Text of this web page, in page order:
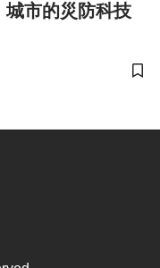
城市的災防科技
儲